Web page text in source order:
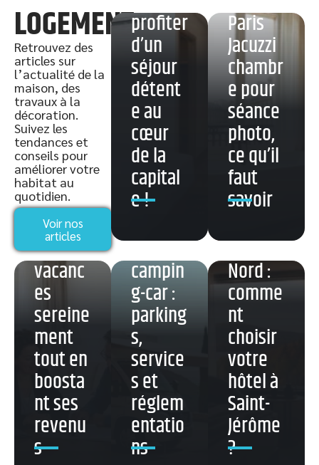
LOGEMENT
Retrouvez des
articles sur
l’actualité de la
maison, des
travaux à la
décoration.
Suivez les
tendances et
conseils pour
améliorer votre
habitat au
quotidien.
Voir nos
articles
profiter
d’un
séjour
détent
e au
cœur
de la
capital
e !
Paris
Jacuzzi
chambr
e pour
séance
photo,
ce qu’il
faut
savoir
Louer
sa
maison
de
vacanc
es
sereine
ment
tout en
boosta
nt ses
revenu
s
Village
e en
campin
g-car :
parking
s,
service
s et
réglem
entatio
ns
Échapp
ée
belle
aux
du
Nord :
comme
nt
choisir
votre
hôtel à
Saint-
Jérôme
?